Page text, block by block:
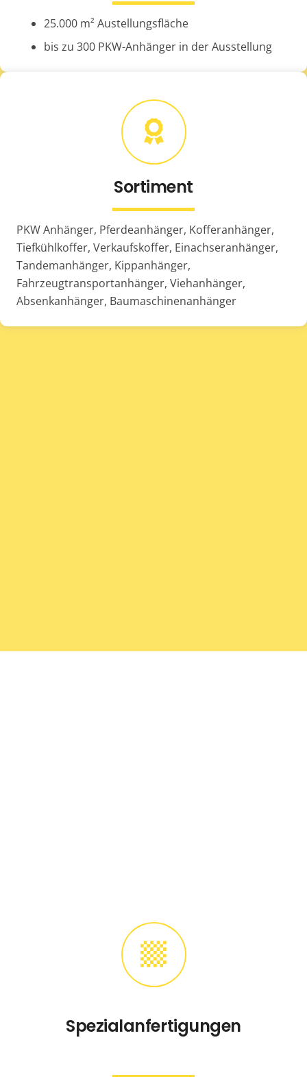
25.000 m² Austellungsfläche
bis zu 300 PKW-Anhänger in der Ausstellung
Sortiment
PKW Anhänger, Pferdeanhänger, Kofferanhänger,
Tiefkühlkoffer, Verkaufskoffer, Einachseranhänger,
Tandemanhänger, Kippanhänger,
Fahrzeugtransportanhänger, Viehanhänger,
Absenkanhänger, Baumaschinenanhänger
Spezialanfertigungen